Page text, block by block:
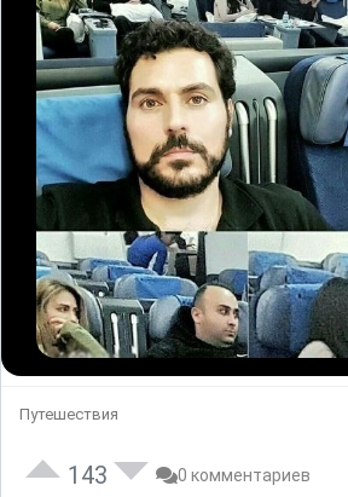
Путешествия
143 0 комментариев